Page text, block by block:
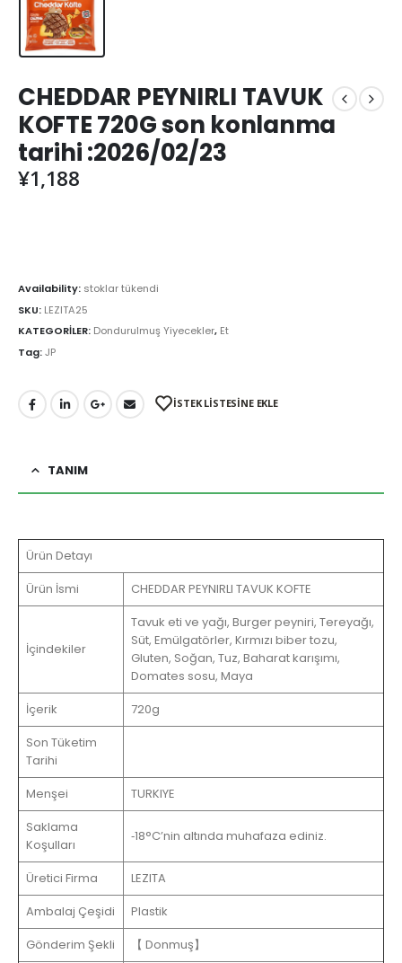
CHEDDAR PEYNIRLI TAVUK
KOFTE 720G son konlanma
tarihi :2026/02/23
¥1,188
Availability: stoklar tükendi
SKU: LEZITA25
KATEGORİLER: Dondurulmuş Yiyecekler, Et
Tag:JP
İSTEK LİSTESİNE EKLE
TANIM
Ürün Detayı
Ürün İsmi
CHEDDAR PEYNIRLI TAVUK KOFTE
İçindekiler
Tavuk eti ve yağı, Burger peyniri, Tereyağı,
Süt, Emülgatörler, Kırmızı biber tozu,
Gluten, Soğan, Tuz, Baharat karışımı,
Domates sosu, Maya
İçerik
720g
Son Tüketim
Tarihi
Menşei
TURKIYE
Saklama
Koşulları
‐18°C’nin altında muhafaza ediniz.
Üretici Firma
LEZITA
Ambalaj Çeşidi
Plastik
Gönderim Şekli
【 Donmuş】